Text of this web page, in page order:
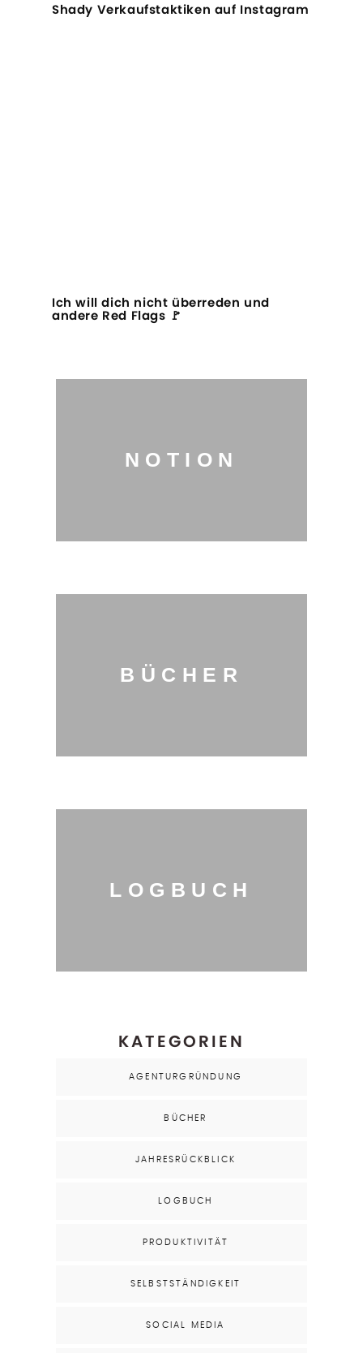
Shady Verkaufstaktiken auf Instagram
Ich will dich nicht überreden und
andere Red Flags 🚩
NOTION
BÜCHER
LOGBUCH
KATEGORIEN
AGENTURGRÜNDUNG
BÜCHER
JAHRESRÜCKBLICK
LOGBUCH
PRODUKTIVITÄT
SELBSTSTÄNDIGKEIT
SOCIAL MEDIA